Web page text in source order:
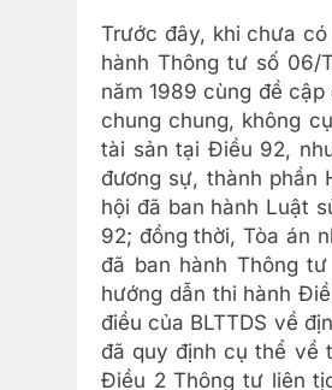
Trước đây, khi chưa
hành Thông tư số 06/
năm 1989 cùng đề
chung chung, không
tài sản tại Điều 92,
đương sự, thành phần
hội đã ban hành Luật
92; đồng thời, Tòa án
đã ban hành Thông tư
hướng dẫn thi hành
điều của BLTTDS về
đã quy định cụ thể về
Điều 2 Thông tư liên